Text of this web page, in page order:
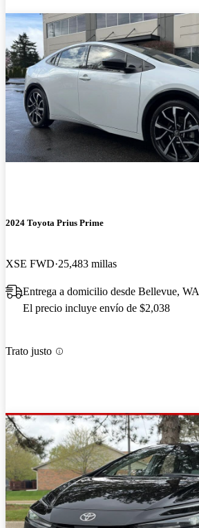
2024 Toyota Prius Prime
XSE FWD 25,483 millas
Entrega a domicilio desde Bellevue, WA
El precio incluye envío de $2,038
Trato justo